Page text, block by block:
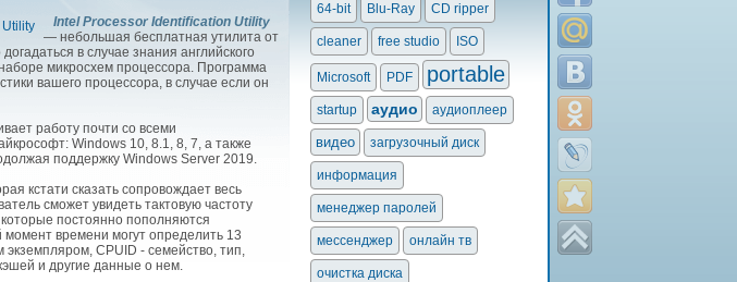
Intel Processor Identification Utility
— небольшая бесплатная утилита от
в случае знания английского
микросхем процессора. Программа
вашего процессора, в случае если он
работу почти со всеми
Windows 10, 8.1, 8, 7, а также
поддержку Windows Server 2019.
кстати сказать сопровождает весь
сможет увидеть тактовую частоту
постоянно пополняются
времени могут определить 13
CPUID - семейство, тип,
и другие данные о нем.
64-bit Blu-Ray CD ripper
cleaner free studio ISO
Microsoft PDF portable
startup аудио аудиоплеер
видео загрузочный диск
информация
менеджер паролей
мессенджер онлайн тв
очистка диска